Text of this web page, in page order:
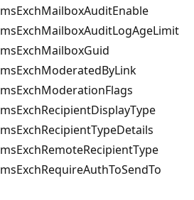
msExchMailboxAuditEnable
msExchMailboxAuditLogAgeLimit
msExchMailboxGuid
msExchModeratedByLink
msExchModerationFlags
msExchRecipientDisplayType
msExchRecipientTypeDetails
msExchRemoteRecipientType
msExchRequireAuthToSendTo